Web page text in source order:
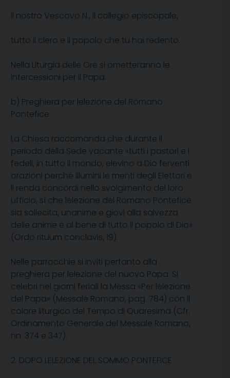
il nostro Vescovo N., il collegio episcopale,
tutto il clero e il popolo che tu hai redento.
Nella Liturgia delle Ore si ometteranno le
intercessioni per il Papa.
b) Preghiera per lelezione del Romano
Pontefice
La Chiesa raccomanda che durante il
periodo della Sede vacante «tutti i pastori e i
fedeli, in tutto il mondo, elevino a Dio ferventi
orazioni perché illumini le menti degli Elettori e
li renda concordi nello svolgimento del loro
ufficio, sì che lelezione del Romano Pontefice
sia sollecita, unanime e giovi alla salvezza
delle anime e al bene di tutto il popolo di Dio»
(Ordo rituum conclavis, 19).
Nelle parrocchie si inviti pertanto alla
preghiera per lelezione del nuovo Papa. Si
celebri nei giorni feriali la Messa «Per lelezione
del Papa» (Messale Romano, pag. 784) con il
colore liturgico del Tempo di Quaresima (Cfr.
Ordinamento Generale del Messale Romano,
nn. 374 e 347).
2. DOPO LELEZIONE DEL SOMMO PONTEFICE